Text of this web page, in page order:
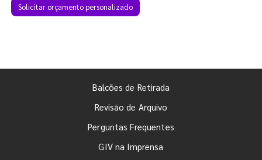
Solicitar orçamento personalizado
Balcões de Retirada
Revisão de Arquivo
Perguntas Frequentes
GIV na Imprensa